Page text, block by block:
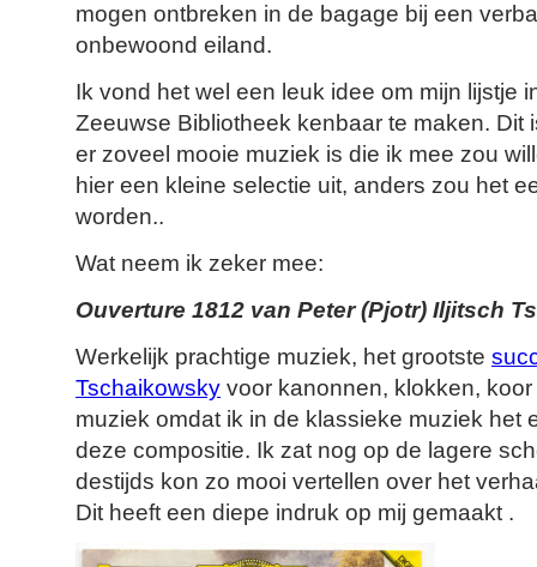
mogen ontbreken in de bagage bij een
onbewoond eiland.
Ik vond het wel een leuk idee om mijn lijstje
Zeeuwse Bibliotheek kenbaar te maken. Dit
er zoveel mooie muziek is die ik mee zou
hier een kleine selectie uit, anders zou het
worden..
Wat neem ik zeker mee:
Ouverture 1812 van Peter (Pjotr) Iljitsch
Werkelijk prachtige muziek, het grootste
Tschaikowsky voor kanonnen, klokken,
muziek omdat ik in de klassieke muziek het
deze compositie. Ik zat nog op de lagere
destijds kon zo mooi vertellen over het
Dit heeft een diepe indruk op mij gemaakt .